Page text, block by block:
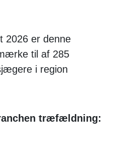
2026 er denne
til af 285
i region
træfældning: